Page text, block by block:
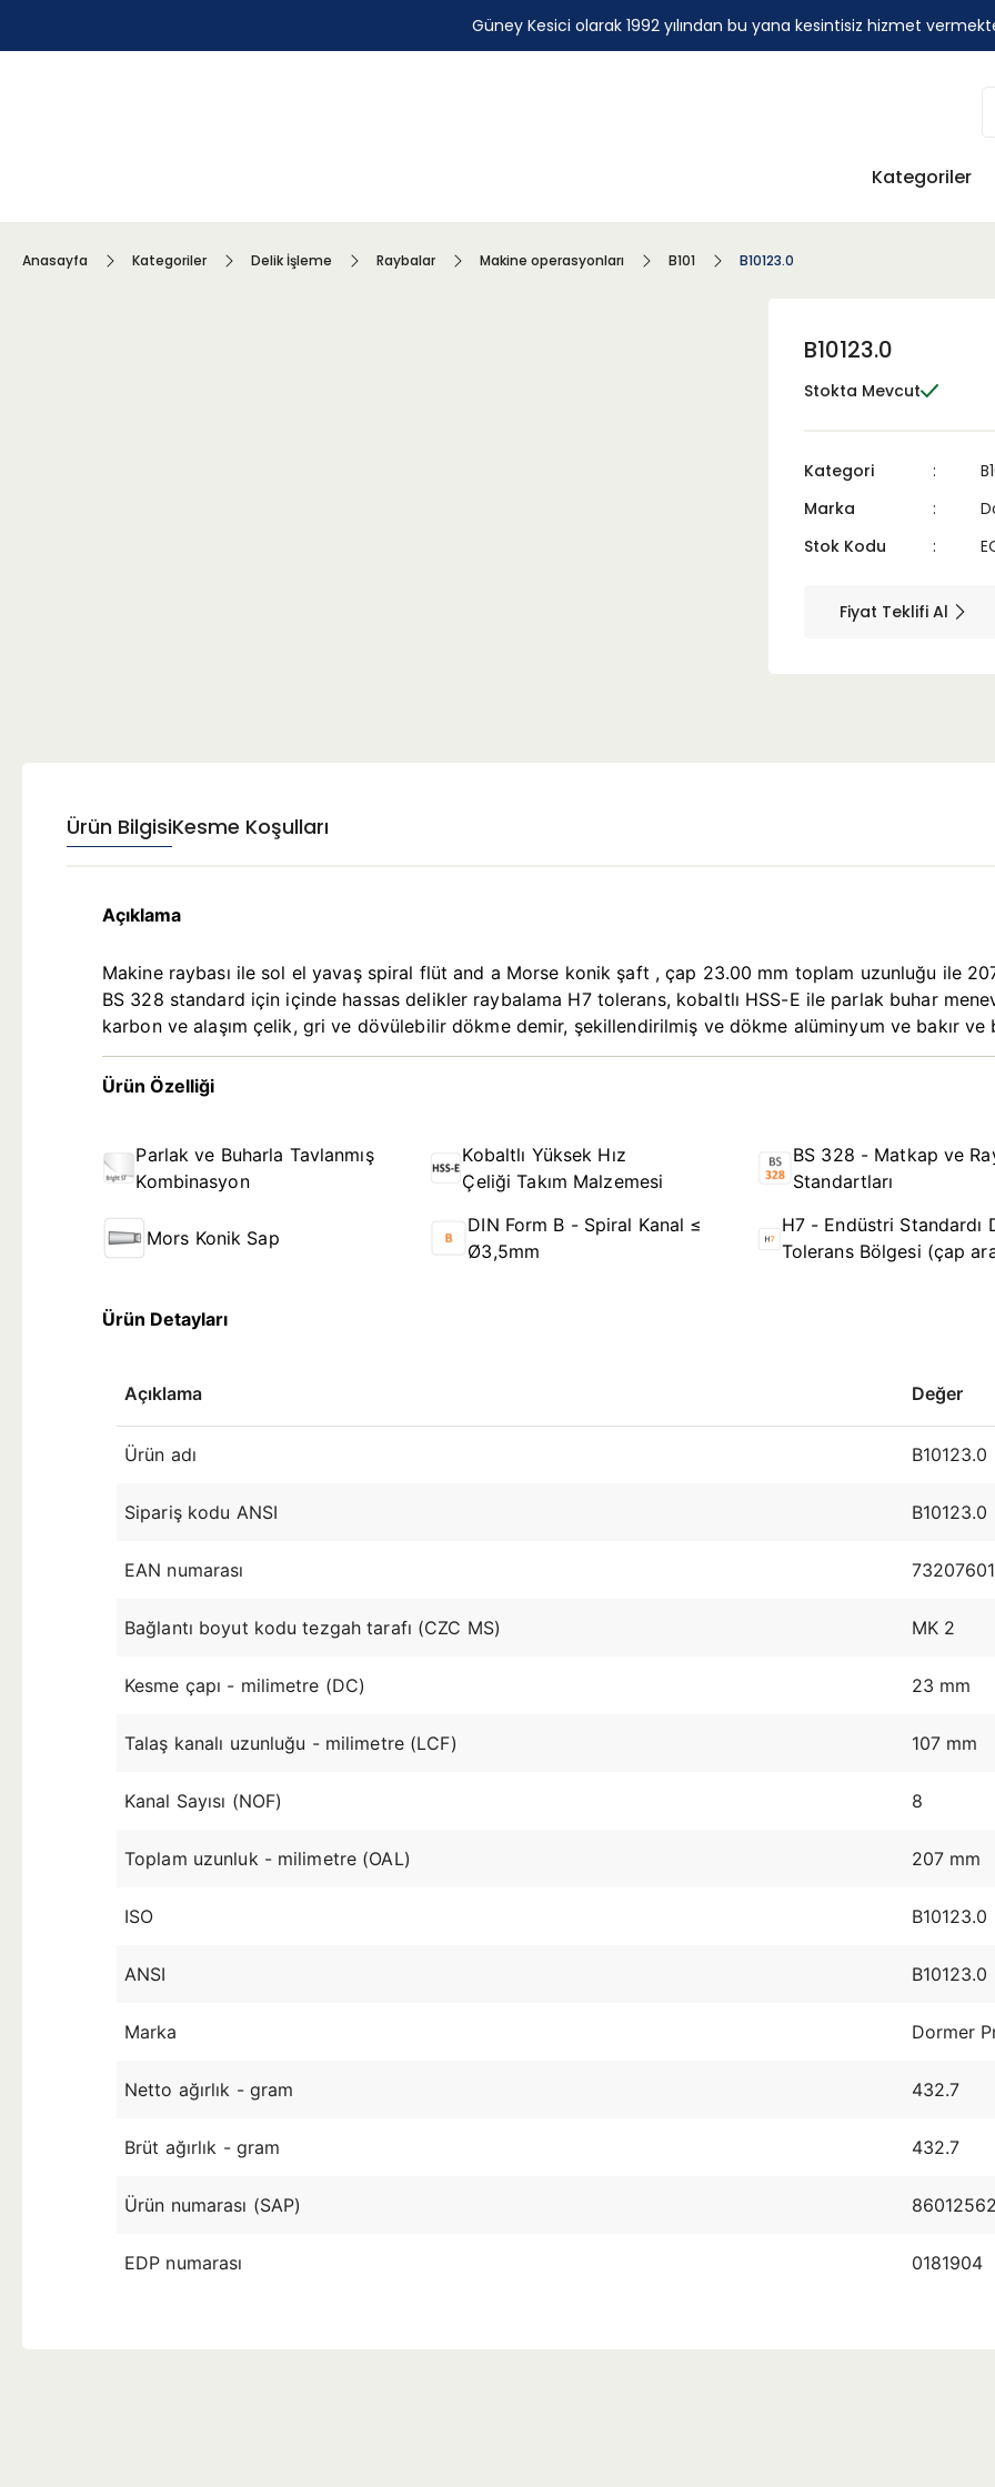
Güney Kesici olarak 1992 yılından bu yana kesintisiz hizmet
Kategoriler
Anasayfa Kategoriler Delik İşleme Raybalar Makine operasyonları B101 B10123.0
B10123.0
Stokta Mevcut
Kategori
Marka
Stok Kodu
Fiyat Teklifi Al
Ürün BilgisiKesme Koşulları
Açıklama
Makine raybası ile sol el yavaş spiral flüt and a Morse konik şaft , çap 23.00 mm toplam uzunluğu ile
BS 328 standard için içinde hassas delikler raybalama H7 tolerans, kobaltlı HSS-E ile parlak buhar
karbon ve alaşım çelik, gri ve dövülebilir dökme demir, şekillendirilmiş ve dökme alüminyum ve bakır ve
Ürün Özelliği
Parlak ve Buharla Tavlanmış
Kombinasyon
Kobaltlı Yüksek Hız
Çeliği Takım Malzemesi
BS 328 - Matkap ve
Standartları
Mors Konik Sap
DIN Form B - Spiral Kanal ≤
Ø3,5mm
H7 - Endüstri Standardı
Tolerans Bölgesi (çap
Ürün Detayları
Açıklama Değer
Ürün adı B10123.0
Sipariş kodu ANSI B10123.0
EAN numarası
Bağlantı boyut kodu tezgah tarafı (CZC MS) MK 2
Kesme çapı - milimetre (DC) 23 mm
Talaş kanalı uzunluğu - milimetre (LCF) 107 mm
Kanal Sayısı (NOF) 8
Toplam uzunluk - milimetre (OAL) 207 mm
ISO B10123.0
ANSI B10123.0
Marka Dormer
Netto ağırlık - gram 432.7
Brüt ağırlık - gram 432.7
Ürün numarası (SAP) 86012562
EDP numarası 0181904